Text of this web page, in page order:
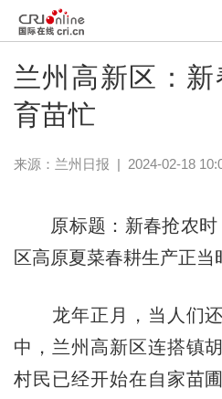
兰州高新区：
育苗忙
来源： 兰州日报 | 2024-02-18
原标题：新春抢农时
区高原夏菜春耕生产正当
龙年正月，当人们还
中，兰州高新区连搭镇
村民已经开始在自家苗